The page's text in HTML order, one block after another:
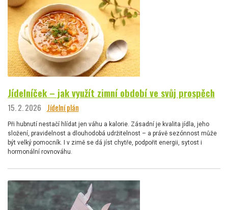
Jídelníček – jak využít zimní období ve svůj prospěch
15. 2. 2026 Jídelní plán
Při hubnutí nestačí hlídat jen váhu a kalorie. Zásadní je kvalita jídla, jeho
složení, pravidelnost a dlouhodobá udržitelnost – a právě sezónnost může
být velký pomocník. I v zimě se dá jíst chytře, podpořit energii, sytost i
hormonální rovnováhu.